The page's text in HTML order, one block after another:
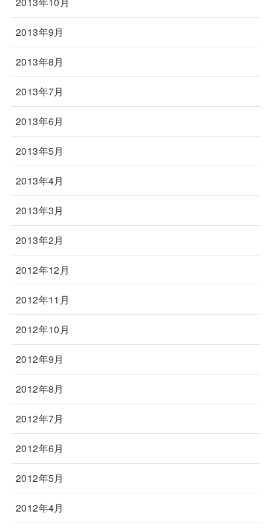
2013年9月
2013年8月
2013年7月
2013年6月
2013年5月
2013年4月
2013年3月
2013年2月
2012年12月
2012年11月
2012年10月
2012年9月
2012年8月
2012年7月
2012年6月
2012年5月
2012年4月